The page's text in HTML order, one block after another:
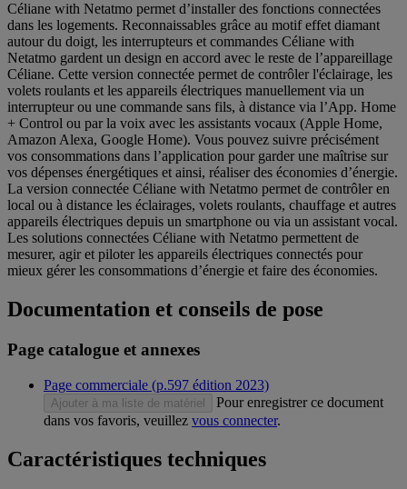
Céliane with Netatmo permet d’installer des fonctions connectées
dans les logements. Reconnaissables grâce au motif effet diamant
autour du doigt, les interrupteurs et commandes Céliane with
Netatmo gardent un design en accord avec le reste de l’appareillage
Céliane. Cette version connectée permet de contrôler l'éclairage, les
volets roulants et les appareils électriques manuellement via un
interrupteur ou une commande sans fils, à distance via l’App. Home
+ Control ou par la voix avec les assistants vocaux (Apple Home,
Amazon Alexa, Google Home). Vous pouvez suivre précisément
vos consommations dans l’application pour garder une maîtrise sur
vos dépenses énergétiques et ainsi, réaliser des économies d’énergie.
La version connectée Céliane with Netatmo permet de contrôler en
local ou à distance les éclairages, volets roulants, chauffage et autres
appareils électriques depuis un smartphone ou via un assistant vocal.
Les solutions connectées Céliane with Netatmo permettent de
mesurer, agir et piloter les appareils électriques connectés pour
mieux gérer les consommations d’énergie et faire des économies.
Documentation et conseils de pose
Page catalogue et annexes
Page commerciale (p.597 édition 2023)
Ajouter à ma liste de matériel
Pour enregistrer ce document
dans vos favoris, veuillez vous connecter.
Caractéristiques techniques